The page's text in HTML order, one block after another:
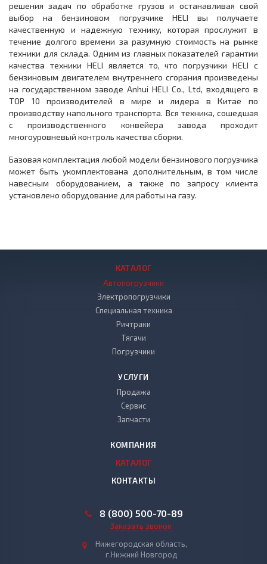
решения задач по обработке грузов и останавливая свой
выбор на бензиновом погрузчике HELI вы получаете
качественную и надежную технику, которая прослужит в
течение долгого времени за разумную стоимость на рынке
техники для склада. Одним из главных показателей гарантии
качества техники HELI является то, что погрузчики HELI c
бензиновым двигателем внутреннего сгорания произведены
на государственном заводе Anhui HELI Co., Ltd, входящего в
ТОР 10 производителей в мире и лидера в Китае по
производству напольного транспорта. Вся техника, сошедшая
с производственного конвейера завода проходит
многоуровневый контроль качества сборки.
Базовая комплектация любой модели бензинового погрузчика
может быть укомплектована дополнительным, в том числе
навесным оборудованием, а также по запросу клиента
установлено оборудование для работы на газу.
КАТАЛОГ
Автопогрузчики
Электропогрузчики
Специальная техника
Ричтраки
Тягачи
Погрузчики
УСЛУГИ
Продажа
Сервис
Запчасти
КОМПАНИЯ
КАТАЛОГ
КОНТАКТЫ
8 (800) 500-70-89
Заказать звонок
Нижегородская область,
г.Нижний Новгород